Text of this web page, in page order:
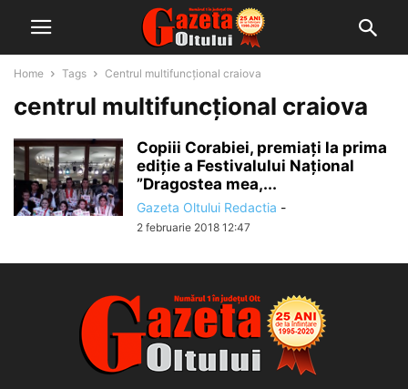
Home Tags Centrul multifuncțional craiova
centrul multifuncțional craiova
Copiii Corabiei, premiați la prima
ediție a Festivalului Național
”Dragostea mea,...
Gazeta Oltului Redactia -
2 februarie 2018 12:47